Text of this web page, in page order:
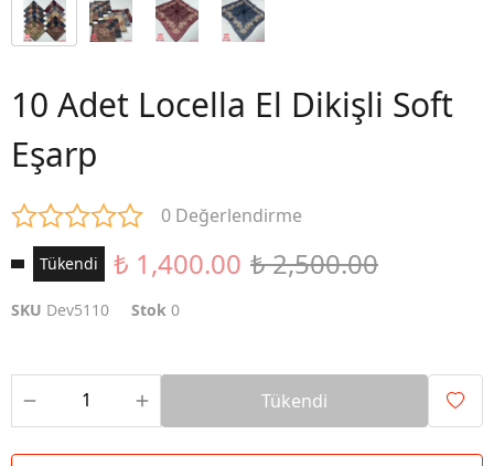
10 Adet Locella El Dikişli Soft
Eşarp
0 Değerlendirme
Tükendi ₺ 1,400.00 ₺ 2,500.00
SKU Dev5110 Stok 0
Tükendi